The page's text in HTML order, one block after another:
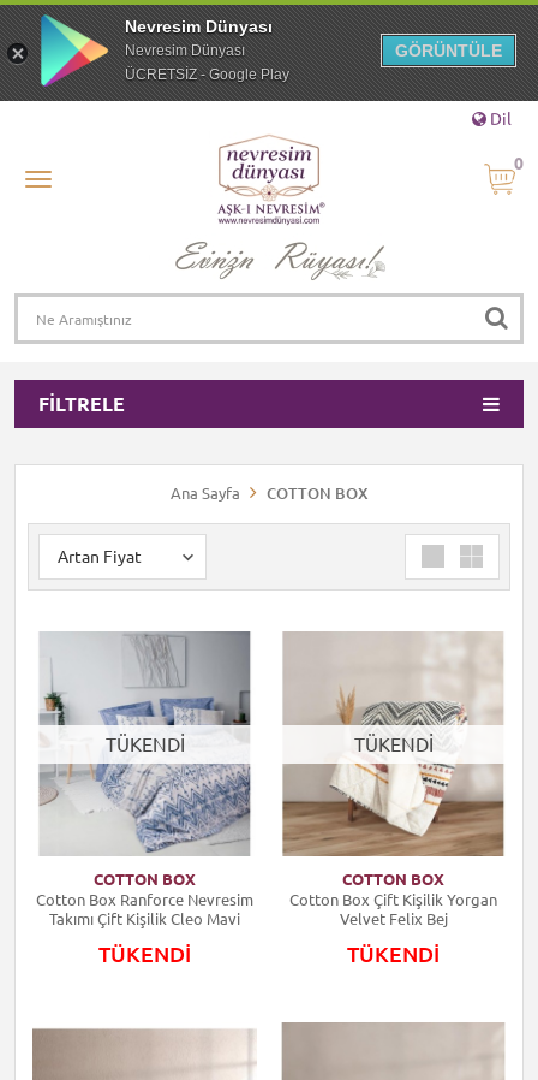
Dil
0
FILTRELE
Ana Sayfa COTTON BOX
TÜKENDİ
COTTON BOX
Cotton Box Ranforce Nevresim
Takımı Çift Kişilik Cleo Mavi
TÜKENDİ
TÜKENDİ
COTTON BOX
Cotton Box Çift Kişilik Yorgan
Velvet Felix Bej
TÜKENDİ
Nevresim Dünyası
Nevresim Dünyası
ÜCRETSİZ - Google Play
GÖRÜNTÜLE